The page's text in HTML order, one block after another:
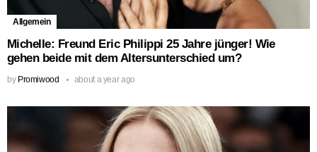
Allgemein
Michelle: Freund Eric Philippi 25 Jahre jünger! Wie
gehen beide mit dem Altersunterschied um?
by Promiwood about a year ago